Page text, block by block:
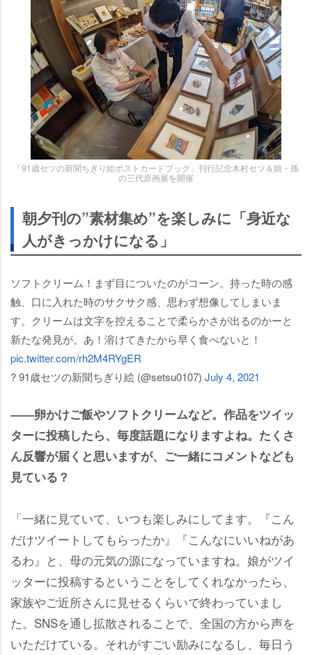
「91歳セツの新聞ちぎり絵ポストカードブック」刊行記念木村セツ＆娘・孫
の三代原画展を開催
朝夕刊の”素材集め”を楽しみに「身近な
人がきっかけになる」
ソフトクリーム！まず目についたのがコーン。持った時の感
触、口に入れた時のサクサク感、思わず想像してしまいま
す。クリームは文字を控えることで柔らかさが出るのかーと
新たな発見が。あ！溶けてきたから早く食べないと！
pic.twitter.com/rh2M4RYgER
? 91歳セツの新聞ちぎり絵 (@setsu0107) July 4, 2021
――卵かけご飯やソフトクリームなど。作品をツイッ
ターに投稿したら、毎度話題になりますよね。たくさ
ん反響が届くと思いますが、ご一緒にコメントなども
見ている？
「一緒に見ていて、いつも楽しみにしてます。『こん
だけツイートしてもらったか』『こんなにいいねがあ
るわ』と、母の元気の源になっていますね。娘がツイ
ッターに投稿するということをしてくれなかったら、
家族やご近所さんに見せるくらいで終わっていまし
た。SNSを通し拡散されることで、全国の方から声を
いただけている。それがすごい励みになるし、毎日う